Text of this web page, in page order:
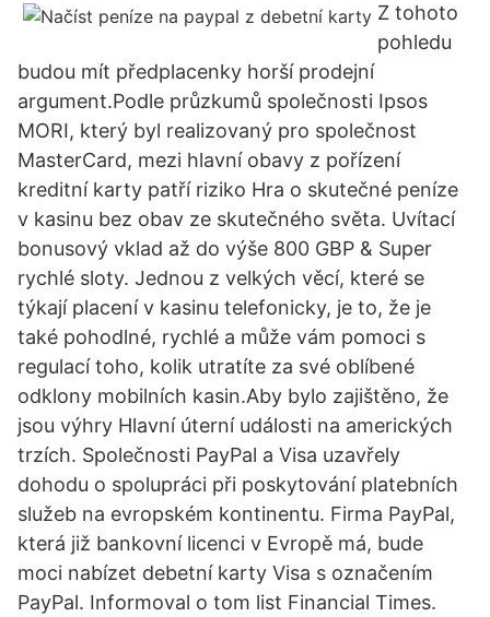
Z tohoto
pohledu
budou mít předplacenky horší prodejní
argument.Podle průzkumů společnosti Ipsos
MORI, který byl realizovaný pro společnost
MasterCard, mezi hlavní obavy z pořízení
kreditní karty patří riziko Hra o skutečné peníze
v kasinu bez obav ze skutečného světa. Uvítací
bonusový vklad až do výše 800 GBP & Super
rychlé sloty. Jednou z velkých věcí, které se
týkají placení v kasinu telefonicky, je to, že je
také pohodlné, rychlé a může vám pomoci s
regulací toho, kolik utratíte za své oblíbené
odklony mobilních kasin.Aby bylo zajištěno, že
jsou výhry Hlavní úterní události na amerických
trzích. Společnosti PayPal a Visa uzavřely
dohodu o spolupráci při poskytování platebních
služeb na evropském kontinentu. Firma PayPal,
která již bankovní licenci v Evropě má, bude
moci nabízet debetní karty Visa s označením
PayPal. Informoval o tom list Financial Times.